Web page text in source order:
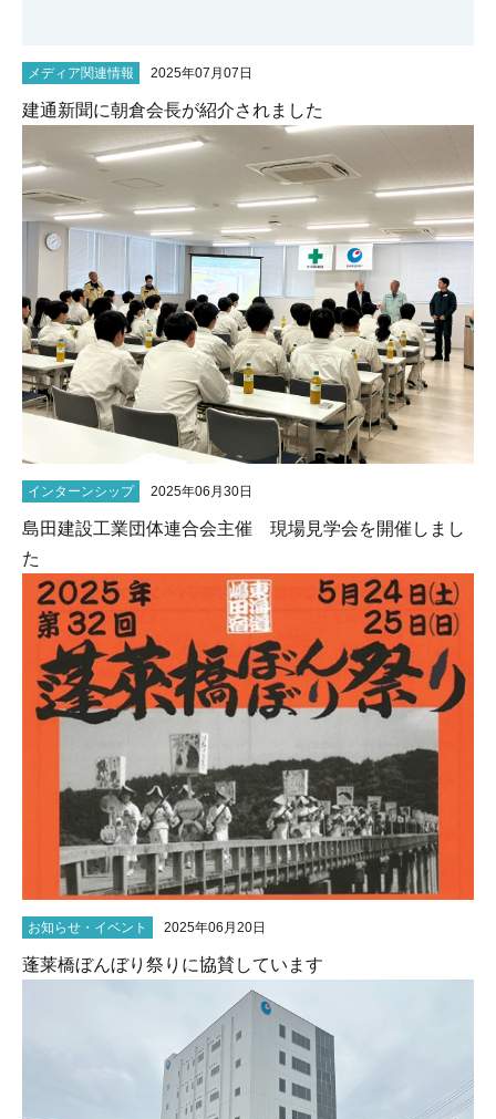
メディア関連情報 2025年07月07日
建通新聞に朝倉会長が紹介されました
インターンシップ 2025年06月30日
島田建設工業団体連合会主催 現場見学会を開催しまし
た
お知らせ・イベント 2025年06月20日
蓬莱橋ぼんぼり祭りに協賛しています